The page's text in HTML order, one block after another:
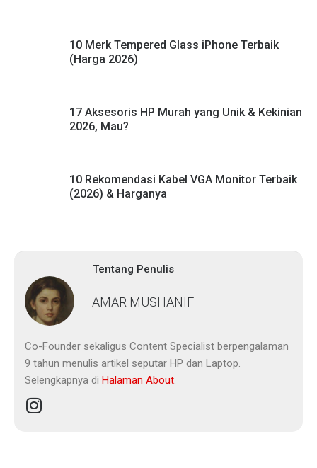
Tentang Penulis
10 Merk Tempered Glass iPhone Terbaik
(Harga 2026)
17 Aksesoris HP Murah yang Unik & Kekinian
2026, Mau?
10 Rekomendasi Kabel VGA Monitor Terbaik
(2026) & Harganya
AMAR MUSHANIF
Co-Founder sekaligus Content Specialist berpengalaman
9 tahun menulis artikel seputar HP dan Laptop.
Selengkapnya di Halaman About.